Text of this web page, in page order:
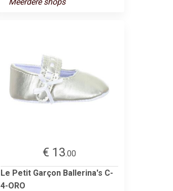
€ 13.00
Le Petit Garçon Ballerina's C-
4-ORO